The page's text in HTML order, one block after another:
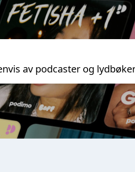
av podcaster og